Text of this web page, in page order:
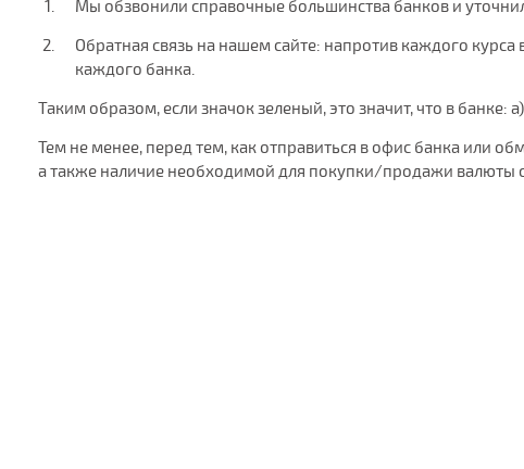
Мы обзвонили справочные большинства банков и
Обратная связь на нашем сайте: напротив каждого
каждого банка.
Таким образом, если значок зеленый, это значит, что в
Тем не менее, перед тем, как отправиться в офис банка или
а также наличие необходимой для покупки/продажи валюты